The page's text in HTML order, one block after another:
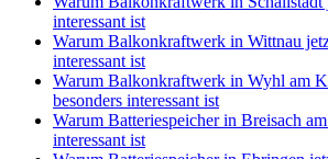
interessant ist
Warum Balkonkraftwerk in Wittnau
interessant ist
Warum Balkonkraftwerk in Wyhl am
besonders interessant ist
Warum Batteriespeicher in Breisach
interessant ist